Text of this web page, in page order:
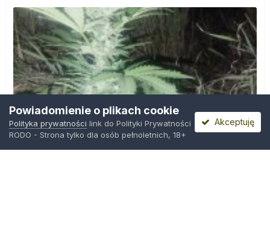
Powiadomienie o plikach cookie
Polityka prywatności link do Polityki Prywatności
RODO - Strona tylko dla osób pełnoletnich, 18+
Akceptuję